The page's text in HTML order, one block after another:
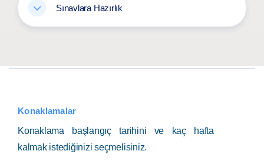
Sınavlara Hazırlık
Konaklamalar
Konaklama başlangıç tarihini ve kaç hafta
kalmak istediğinizi seçmelisiniz.